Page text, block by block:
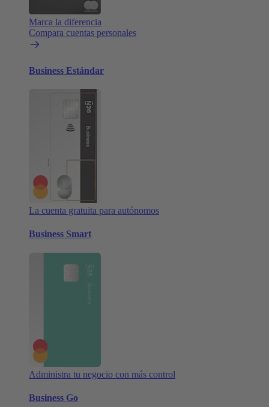
Marca la diferencia
Compara cuentas personales
Business Estándar
La cuenta gratuita para autónomos
Business Smart
Administra tu negocio con más control
Business Go